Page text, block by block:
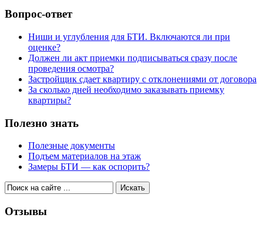
Вопрос-ответ
Ниши и углубления для БТИ. Включаются ли при
оценке?
Должен ли акт приемки подписываться сразу после
проведения осмотра?
Застройщик сдает квартиру с отклонениями от договора
За сколько дней необходимо заказывать приемку
квартиры?
Полезно знать
Полезные документы
Подъем материалов на этаж
Замеры БТИ — как оспорить?
Отзывы